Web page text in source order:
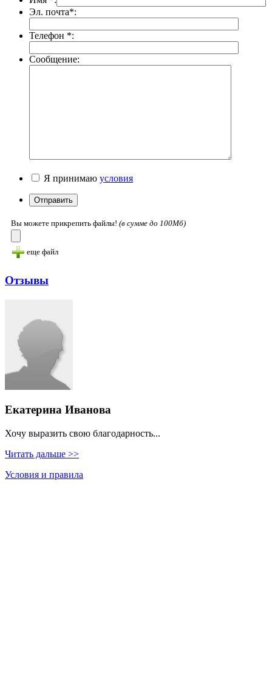
Эл. почта*:
Телефон *:
Сообщение:
Я принимаю условия
Вы можете прикрепить файлы! (в cумме до 100Мб)
еще файл
Отзывы
Екатерина Иванова
Хочу выразить свою благодарность...
Читать дальше >>
Условия и правила